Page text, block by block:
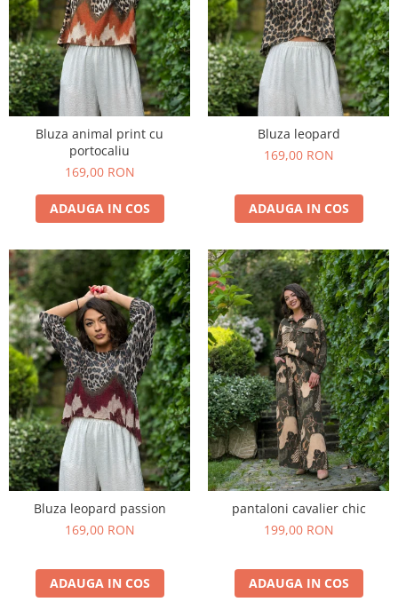
Bluza animal print cu
portocaliu
169,00 RON
ADAUGA IN COS
Bluza leopard
169,00 RON
ADAUGA IN COS
Bluza leopard passion
169,00 RON
ADAUGA IN COS
pantaloni cavalier chic
199,00 RON
ADAUGA IN COS